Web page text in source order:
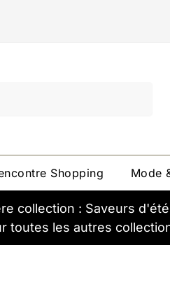
Shopping Mode
collection : Saveurs d'été
toutes les autres